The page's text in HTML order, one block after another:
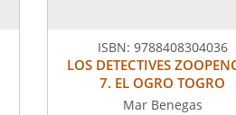
ISBN: 9788408304036
LOS DETECTIVES
7. EL OGRO TOGRO
Mar Benegas